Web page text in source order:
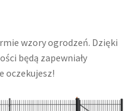
wzory ogrodzeń. Dzięki
będą zapewniały
oczekujesz!